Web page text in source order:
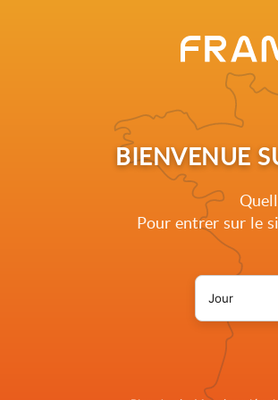
BIENVENUE
Pour entrer sur le
Jour de
Nos offres d'emploi
Qui sommes-nous ?